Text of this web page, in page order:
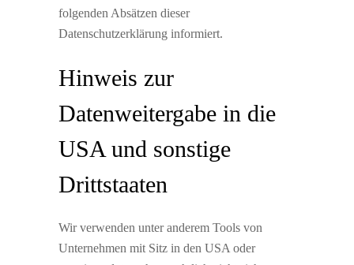
folgenden Absätzen dieser
Datenschutzerklärung informiert.
Hinweis zur
Datenweitergabe in die
USA und sonstige
Drittstaaten
Wir verwenden unter anderem Tools von
Unternehmen mit Sitz in den USA oder